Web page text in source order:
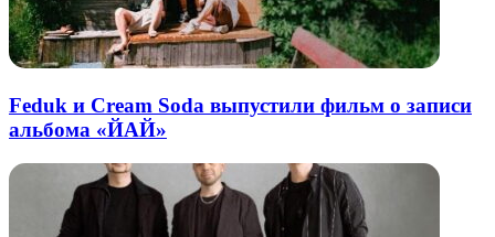
Feduk и Cream Soda выпустили фильм о записи
альбома «ЙАЙ»